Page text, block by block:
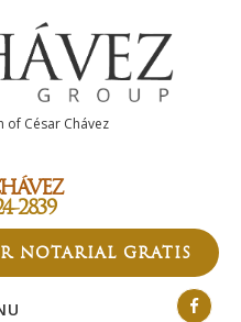
of César Chávez
2839
NOTARIAL GRATIS